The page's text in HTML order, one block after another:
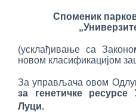
Споменик
(усклађивање са
новом класификацијом
За управљача овом
за генетичке
Луци.